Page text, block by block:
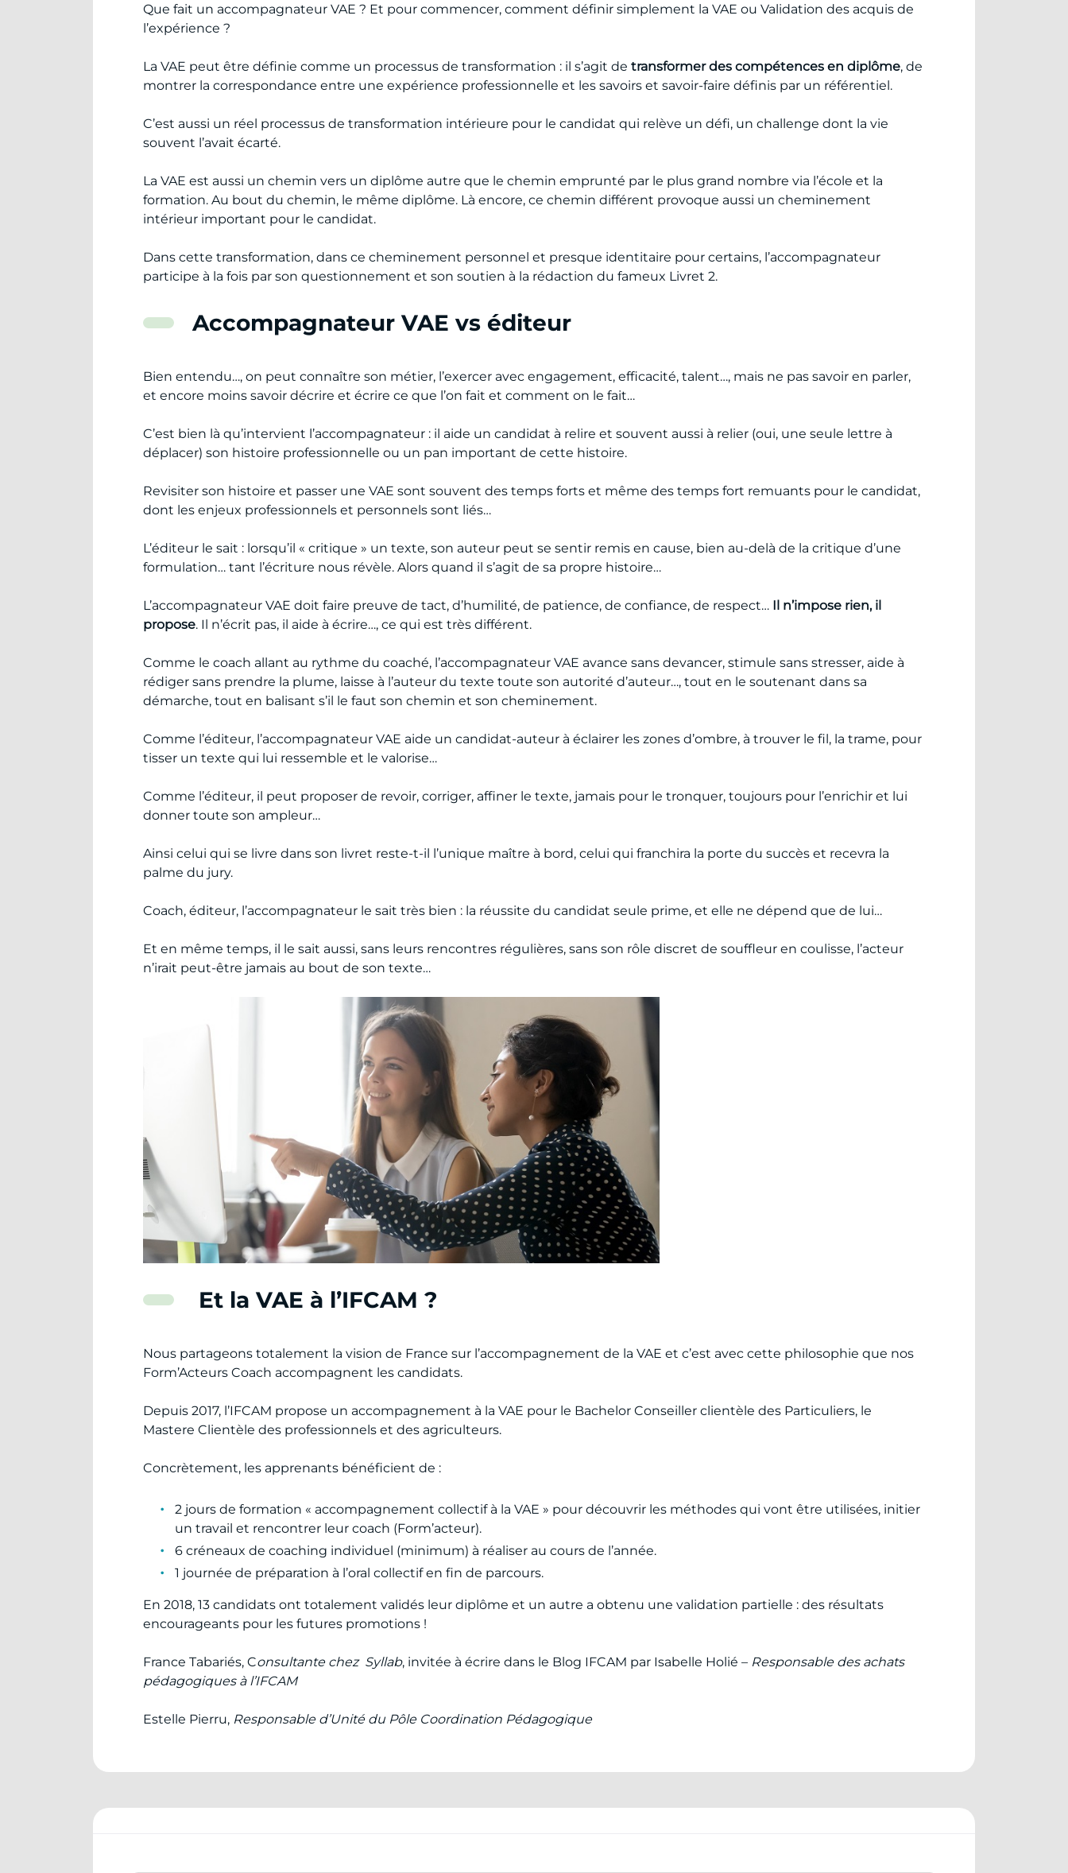
Que fait un accompagnateur VAE ? Et pour commencer, comment définir simplement la VAE ou Validation des acquis de
l’expérience ?
La VAE peut être définie comme un processus de transformation : il s’agit de transformer des compétences en diplôme, de
montrer la correspondance entre une expérience professionnelle et les savoirs et savoir-faire définis par un référentiel.
C’est aussi un réel processus de transformation intérieure pour le candidat qui relève un défi, un challenge dont la vie
souvent l’avait écarté.
La VAE est aussi un chemin vers un diplôme autre que le chemin emprunté par le plus grand nombre via l’école et la
formation. Au bout du chemin, le même diplôme. Là encore, ce chemin différent provoque aussi un cheminement
intérieur important pour le candidat.
Dans cette transformation, dans ce cheminement personnel et presque identitaire pour certains, l’accompagnateur
participe à la fois par son questionnement et son soutien à la rédaction du fameux Livret 2.
Accompagnateur VAE vs éditeur
Bien entendu…, on peut connaître son métier, l’exercer avec engagement, efficacité, talent…, mais ne pas savoir en parler,
et encore moins savoir décrire et écrire ce que l’on fait et comment on le fait…
C’est bien là qu’intervient l’accompagnateur : il aide un candidat à relire et souvent aussi à relier (oui, une seule lettre à
déplacer) son histoire professionnelle ou un pan important de cette histoire.
Revisiter son histoire et passer une VAE sont souvent des temps forts et même des temps fort remuants pour le candidat,
dont les enjeux professionnels et personnels sont liés…
L’éditeur le sait : lorsqu’il « critique » un texte, son auteur peut se sentir remis en cause, bien au-delà de la critique d’une
formulation… tant l’écriture nous révèle. Alors quand il s’agit de sa propre histoire…
L’accompagnateur VAE doit faire preuve de tact, d’humilité, de patience, de confiance, de respect… Il n’impose rien, il
propose. Il n’écrit pas, il aide à écrire…, ce qui est très différent.
Comme le coach allant au rythme du coaché, l’accompagnateur VAE avance sans devancer, stimule sans stresser, aide à
rédiger sans prendre la plume, laisse à l’auteur du texte toute son autorité d’auteur…, tout en le soutenant dans sa
démarche, tout en balisant s’il le faut son chemin et son cheminement.
Comme l’éditeur, l’accompagnateur VAE aide un candidat-auteur à éclairer les zones d’ombre, à trouver le fil, la trame, pour
tisser un texte qui lui ressemble et le valorise…
Comme l’éditeur, il peut proposer de revoir, corriger, affiner le texte, jamais pour le tronquer, toujours pour l’enrichir et lui
donner toute son ampleur…
Ainsi celui qui se livre dans son livret reste-t-il l’unique maître à bord, celui qui franchira la porte du succès et recevra la
palme du jury.
Coach, éditeur, l’accompagnateur le sait très bien : la réussite du candidat seule prime, et elle ne dépend que de lui…
Et en même temps, il le sait aussi, sans leurs rencontres régulières, sans son rôle discret de souffleur en coulisse, l’acteur
n’irait peut-être jamais au bout de son texte…
Et la VAE à l’IFCAM ?
Nous partageons totalement la vision de France sur l’accompagnement de la VAE et c’est avec cette philosophie que nos
Form’Acteurs Coach accompagnent les candidats.
Depuis 2017, l’IFCAM propose un accompagnement à la VAE pour le Bachelor Conseiller clientèle des Particuliers, le
Mastere Clientèle des professionnels et des agriculteurs.
Concrètement, les apprenants bénéficient de :
2 jours de formation « accompagnement collectif à la VAE » pour découvrir les méthodes qui vont être utilisées, initier
un travail et rencontrer leur coach (Form’acteur).
6 créneaux de coaching individuel (minimum) à réaliser au cours de l’année.
1 journée de préparation à l’oral collectif en fin de parcours.
En 2018, 13 candidats ont totalement validés leur diplôme et un autre a obtenu une validation partielle : des résultats
encourageants pour les futures promotions !
France Tabariés, Consultante chez Syllab, invitée à écrire dans le Blog IFCAM par Isabelle Holié – Responsable des achats
pédagogiques à l’IFCAM
Estelle Pierru, Responsable d’Unité du Pôle Coordination Pédagogique